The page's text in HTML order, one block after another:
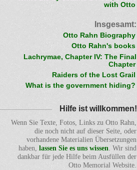
with Otto
Insgesamt:
Otto Rahn Biography
Otto Rahn's books
Lachrymae, Chapter IV: The Final
Chapter
Raiders of the Lost Grail
What is the government hiding?
Hilfe ist willkommen!
Wenn Sie Texte, Fotos, Links zu Otto Rahn,
die noch nicht auf dieser Seite, oder
vorhandene Materialien Übersetzungen
haben, lassen Sie es uns wissen. Wir sind
dankbar für jede Hilfe beim Ausfüllen der
Otto Memorial Website.